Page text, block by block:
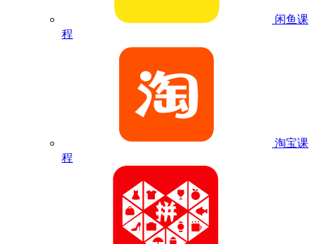
闲鱼课
程
淘宝课
程